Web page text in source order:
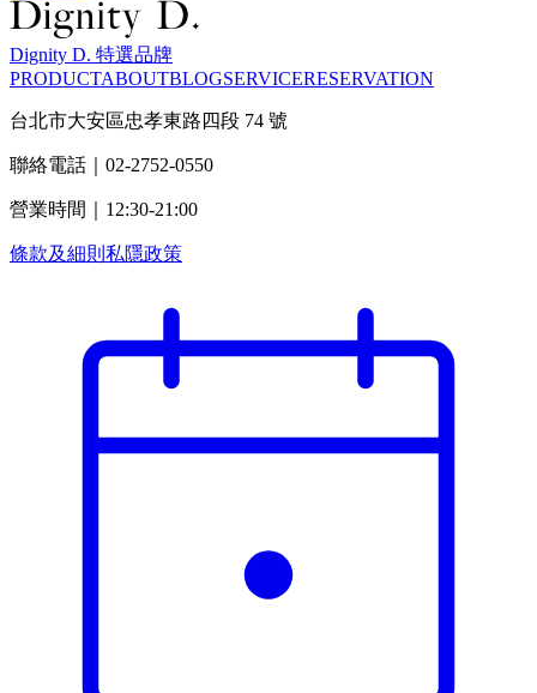
Dignity D. 特選品牌
PRODUCTABOUTBLOGSERVICERESERVATION
台北市大安區忠孝東路四段 74 號
聯絡電話｜02-2752-0550
營業時間｜12:30-21:00
條款及細則 私隱政策